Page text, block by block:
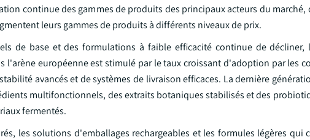
continue des gammes de produits des principaux acteurs du marché,
leurs gammes de produits à différents niveaux de prix.
de base et des formulations à faible efficacité continue de décliner,
l'arène européenne est stimulé par le taux croissant d'adoption par les
avancés et de systèmes de livraison efficaces. La dernière
multifonctionnels, des extraits botaniques stabilisés et des
fermentés.
les solutions d'emballages rechargeables et les formules légères qui